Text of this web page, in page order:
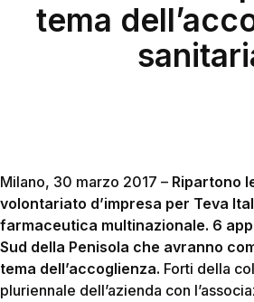
tema
Milano, 30 marzo 2017 – Ripartono
volontariato d’impresa per Teva
farmaceutica multinazionale. 6
Sud della Penisola che avranno
tema dell’accoglienza. Forti della
pluriennale dell’azienda con